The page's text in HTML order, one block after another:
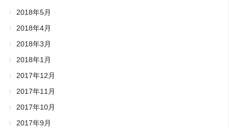
2018年5月
2018年4月
2018年3月
2018年1月
2017年12月
2017年11月
2017年10月
2017年9月